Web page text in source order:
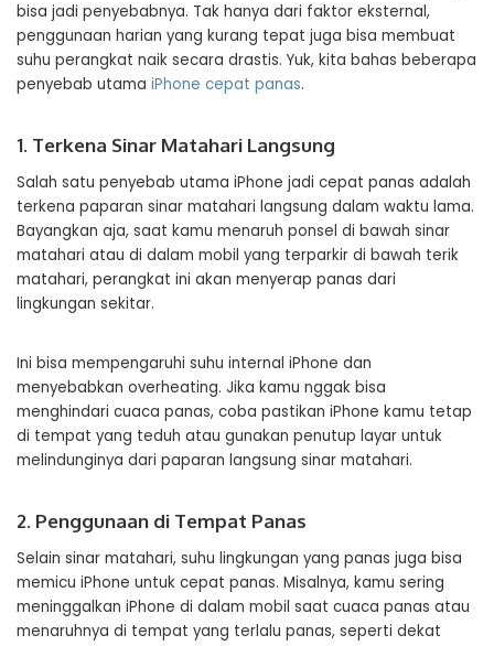
bisa jadi penyebabnya. Tak hanya dari faktor eksternal,
penggunaan harian yang kurang tepat juga bisa membuat
suhu perangkat naik secara drastis. Yuk, kita bahas beberapa
penyebab utama iPhone cepat panas.
1. Terkena Sinar Matahari Langsung
Salah satu penyebab utama iPhone jadi cepat panas adalah
terkena paparan sinar matahari langsung dalam waktu lama.
Bayangkan aja, saat kamu menaruh ponsel di bawah sinar
matahari atau di dalam mobil yang terparkir di bawah terik
matahari, perangkat ini akan menyerap panas dari
lingkungan sekitar.
Ini bisa mempengaruhi suhu internal iPhone dan
menyebabkan overheating. Jika kamu nggak bisa
menghindari cuaca panas, coba pastikan iPhone kamu tetap
di tempat yang teduh atau gunakan penutup layar untuk
melindunginya dari paparan langsung sinar matahari.
2. Penggunaan di Tempat Panas
Selain sinar matahari, suhu lingkungan yang panas juga bisa
memicu iPhone untuk cepat panas. Misalnya, kamu sering
meninggalkan iPhone di dalam mobil saat cuaca panas atau
menaruhnya di tempat yang terlalu panas, seperti dekat